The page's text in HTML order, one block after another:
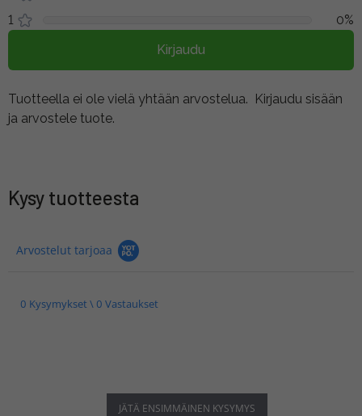
1
0%
Kirjaudu
Tuotteella ei ole vielä yhtään arvostelua. Kirjaudu sisään
ja arvostele tuote.
Kysy tuotteesta
Arvostelut tarjoaa
0 Kysymykset \ 0 Vastaukset
JÄTÄ ENSIMMÄINEN KYSYMYS